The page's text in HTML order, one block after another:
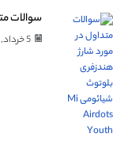
سوالات
5 خرداد, 1398